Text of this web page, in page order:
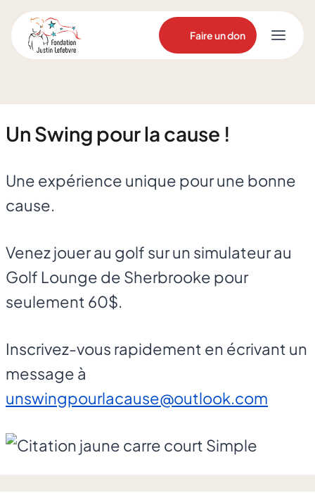
Aller
au
contenu
Faire un don
Un Swing pour la cause !
Une expérience unique pour une bonne
cause.
Venez jouer au golf sur un simulateur au
Golf Lounge de Sherbrooke pour
seulement 60$.
Inscrivez-vous rapidement en écrivant un
message à
unswingpourlacause@outlook.com